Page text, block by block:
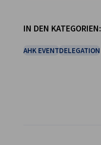
IN DEN KATEGORIEN:
AHK EVENTDELEGATION